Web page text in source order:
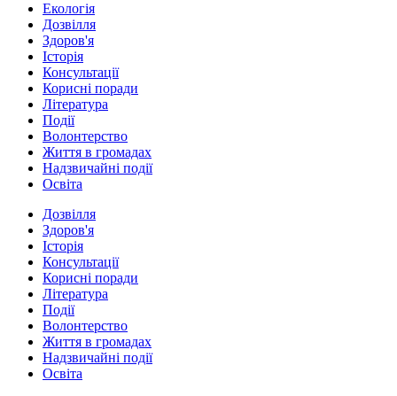
Екологія
Дозвілля
Здоров'я
Історія
Консультації
Корисні поради
Література
Події
Волонтерство
Життя в громадах
Надзвичайні події
Освіта
Дозвілля
Здоров'я
Історія
Консультації
Корисні поради
Література
Події
Волонтерство
Життя в громадах
Надзвичайні події
Освіта